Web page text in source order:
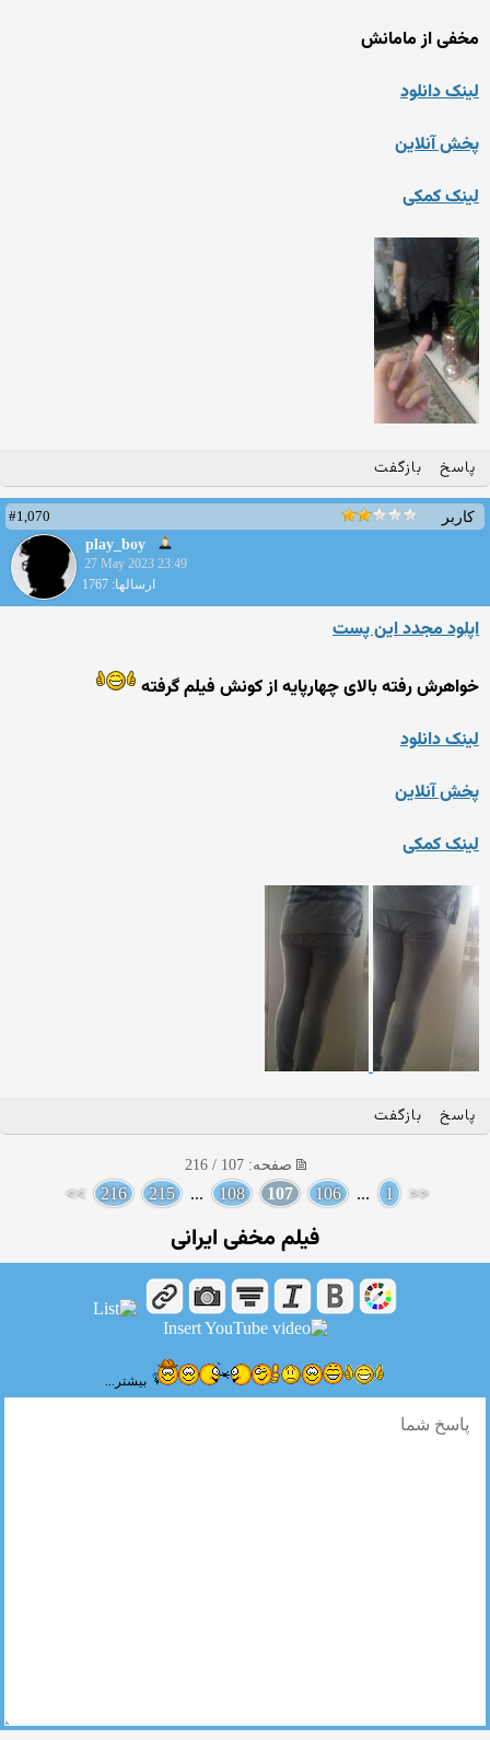
مخفی از مامانش
لینک دانلود
پخش آنلاین
لینک کمکی
پاسخ بازگفت
کاربر
#1,070
play_boy
27 May 2023 23:49
ارسالها: 1767
اپلود مجدد این پست
خواهرش رفته بالای چهارپایه از کونش فیلم گرفته
لینک دانلود
پخش آنلاین
لینک کمکی
پاسخ بازگفت
صفحه: 107 / 216
<<
1
...
106
107
108
...
215
216
>>
فیلم مخفی ایرانی
بیشتر...